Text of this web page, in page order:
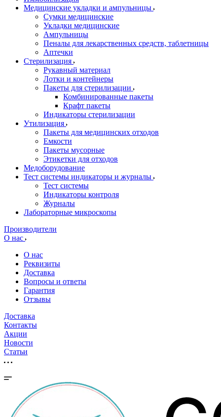
Медицинские укладки и ампульницы
Сумки медицинские
Укладки медицинские
Ампульницы
Пеналы для лекарственных средств, таблетницы
Аптечки
Стерилизация
Рукавный материал
Лотки и контейнеры
Пакеты для стерилизации
Комбинированные пакеты
Крафт пакеты
Индикаторы стерилизации
Утилизация
Пакеты для медицинских отходов
Емкости
Пакеты мусорные
Этикетки для отходов
Медоборудование
Тест системы индикаторы и журналы
Тест системы
Индикаторы контроля
Журналы
Лабораторные микроскопы
Производители
О нас
О нас
Реквизиты
Доставка
Вопросы и ответы
Гарантия
Отзывы
Доставка
Контакты
Акции
Новости
Cтатьи